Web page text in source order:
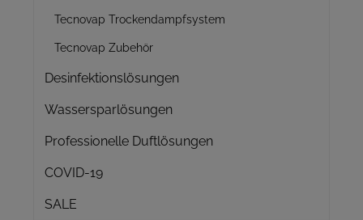
Tecnovap Trockendampfsystem
Tecnovap Zubehör
Desinfektionslösungen
Wassersparlösungen
Professionelle Duftlösungen
COVID-19
SALE